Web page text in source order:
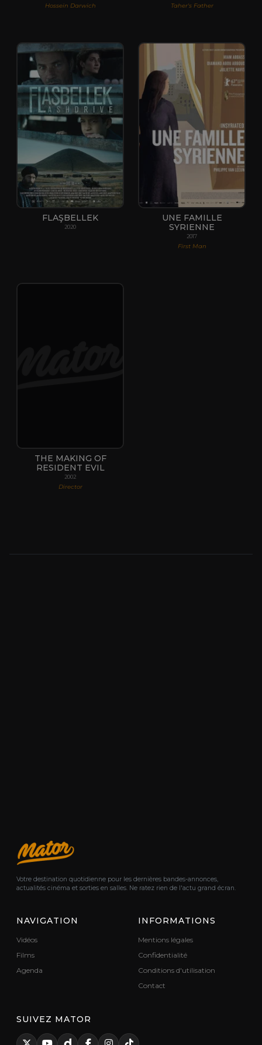
Hossein Darwich Taher's Father
FLAŞBELLEK
2020
UNE FAMILLE
SYRIENNE
2017
First Man
THE MAKING OF
RESIDENT EVIL
2002
Director
Votre destination quotidienne pour les dernières bandes-annonces,
actualités cinéma et sorties en salles. Ne ratez rien de l'actu grand écran.
NAVIGATION
Vidéos
Films
Agenda
INFORMATIONS
Mentions légales
Confidentialité
Conditions d'utilisation
Contact
SUIVEZ MATOR